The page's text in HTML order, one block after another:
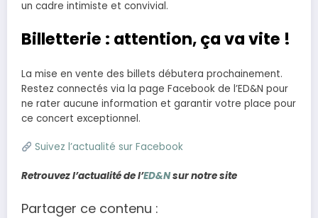
un cadre intimiste et convivial.
Billetterie : attention, ça va vite !
La mise en vente des billets débutera prochainement.
Restez connectés via la page Facebook de l’ED&N pour
ne rater aucune information et garantir votre place pour
ce concert exceptionnel.
Suivez l’actualité sur Facebook
Retrouvez l’actualité de l’ED&Nsur notre site
Partager ce contenu :